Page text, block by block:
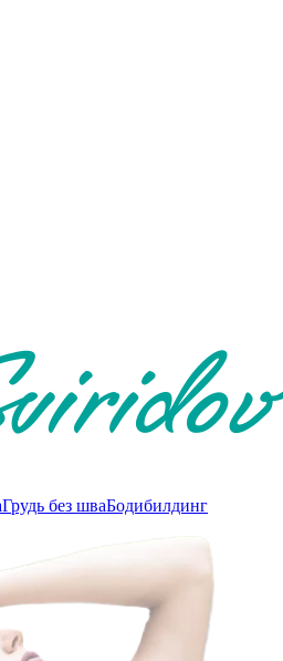
Грудь без шваБодибилдинг